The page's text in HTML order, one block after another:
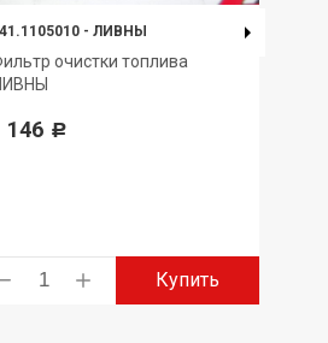
- ЛИВНЫ
очистки топлива
146 Р
Купить